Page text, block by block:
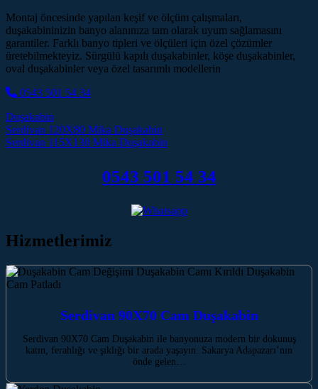
Montaj öncesinde yapılan keşif ve ölçüm çalışmaları,
duşakabininizin banyo alanınıza tam olarak uyum sağlamasını
garantiler. Farklı banyo tipleri ve ölçüleri için özel çözümler
üretebilmekteyiz. Sürgülü kapılı duşakabinler, köşe duşakabinler,
oval duşakabinler veya özel tasarımlı modellerin
0543 501 54 34
Duşakabin
Post navigation
Serdivan 120X80 Mika Duşakabin
Serdivan 115X130 Mika Duşakabin
0543 501 54 34
Hizmetlerimiz
Serdivan 90X70 Cam Duşakabin
Serdivan 90X70 Cam Duşakabin ile banyonuza modern bir dokunuş
katın, ferahlığı ve şıklığı bir arada yaşayın. Sakarya Adapazarı’nın
önde gelen…